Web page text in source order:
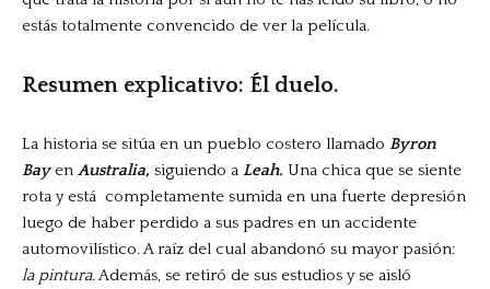
estás totalmente convencido de ver la película.
Resumen explicativo: Él duelo.
La historia se sitúa en un pueblo costero llamado Byron
Bayen Australia, siguiendo a Leah. Una chica que se siente
rota y está completamente sumida en una fuerte depresión
luego de haber perdido a sus padres en un accidente
automovilístico. A raíz del cual abandonó su mayor pasión:
la pintura. Además, se retiró de sus estudios y se aisló